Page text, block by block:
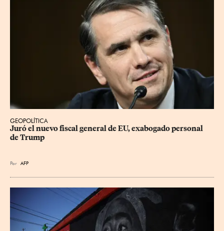
GEOPOLÍTICA
Juró el nuevo fiscal general de EU, exabogado personal
de Trump
Por AFP